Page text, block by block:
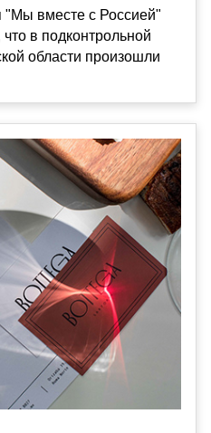
"Мы вместе с Россией"
в подконтрольной
области произошли